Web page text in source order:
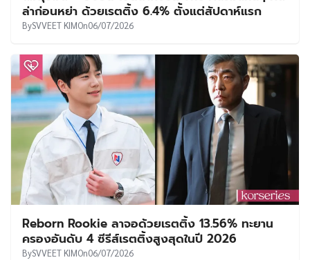
ล่าก่อนหย่า ด้วยเรตติ้ง 6.4% ตั้งแต่สัปดาห์แรก
BySVVEET KIMOn06/07/2026
Reborn Rookie ลาจอด้วยเรตติ้ง 13.56% ทะยาน
ครองอันดับ 4 ซีรีส์เรตติ้งสูงสุดในปี 2026
BySVVEET KIMOn06/07/2026